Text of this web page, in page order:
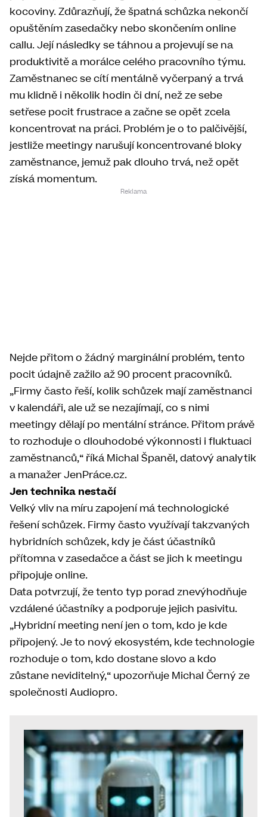
kocoviny. Zdůrazňují, že špatná schůzka nekončí
opuštěním zasedačky nebo skončením online
callu. Její následky se táhnou a projevují se na
produktivitě a morálce celého pracovního týmu.
Zaměstnanec se cítí mentálně vyčerpaný a trvá
mu klidně i několik hodin či dní, než ze sebe
setřese pocit frustrace a začne se opět zcela
koncentrovat na práci. Problém je o to palčivější,
jestliže meetingy narušují koncentrované bloky
zaměstnance, jemuž pak dlouho trvá, než opět
získá momentum.
Nejde přitom o žádný marginální problém, tento
pocit údajně zažilo až 90 procent pracovníků.
„Firmy často řeší, kolik schůzek mají zaměstnanci
v kalendáři, ale už se nezajímají, co s nimi
meetingy dělají po mentální stránce. Přitom právě
to rozhoduje o dlouhodobé výkonnosti i fluktuaci
zaměstnanců,“ říká Michal Španěl, datový analytik
a manažer JenPráce.cz.
Jen technika nestačí
Velký vliv na míru zapojení má technologické
řešení schůzek. Firmy často využívají takzvaných
hybridních schůzek, kdy je část účastníků
přítomna v zasedačce a část se jich k meetingu
připojuje online.
Data potvrzují, že tento typ porad znevýhodňuje
vzdálené účastníky a podporuje jejich pasivitu.
„Hybridní meeting není jen o tom, kdo je kde
připojený. Je to nový ekosystém, kde technologie
rozhoduje o tom, kdo dostane slovo a kdo
zůstane neviditelný,“ upozorňuje Michal Černý ze
společnosti Audiopro.